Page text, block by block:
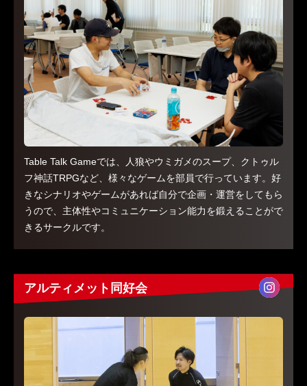
Table Talk Gameでは、人狼やウミガメのスープ、クトゥル
フ神話TRPGなど、様々なゲームを部員で行っています。好
きなシナリオやゲームがあれば自分で企画・運営をしてもら
うので、主体性やコミュニケーション能力を鍛えることがで
きるサークルです。
アルティメット同好会